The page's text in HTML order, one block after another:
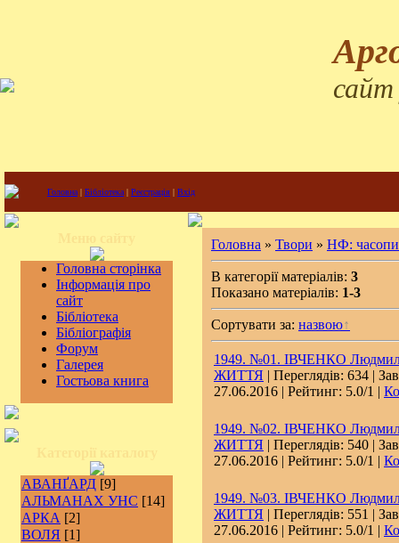
сайт
Головна | Бібліотека | Реєстрація | Вхід
Головна сторінка
Інформація про
сайт
Бібліотека
Бібліографія
Форум
Галерея
Гостьова книга
АВАНҐАРД [9]
АЛЬМАНАХ УНС [14]
АРКА [2]
ВОЛЯ [1]
Головна » Твори » НФ:
В категорії матеріалів: 3
Показано матеріалів: 1-3
Сортувати за: назвою
1949. №01. ІВЧЕНКО
ЖИТТЯ | Переглядів: 634 |
27.06.2016 | Рейтинг: 5.0/1 |
1949. №02. ІВЧЕНКО
ЖИТТЯ | Переглядів: 540 |
27.06.2016 | Рейтинг: 5.0/1 |
1949. №03. ІВЧЕНКО
ЖИТТЯ | Переглядів: 551 |
27.06.2016 | Рейтинг: 5.0/1 |